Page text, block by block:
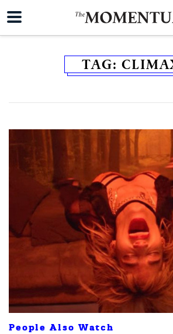
TAG:
People Also Watch
SHARE TWEET LINE